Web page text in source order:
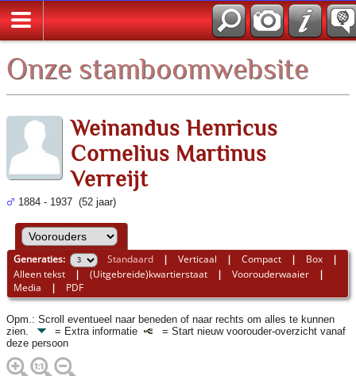
Onze stamboomwebsite
Weinandus Henricus
Cornelius Martinus
Verreijt
1884 - 1937 (52 jaar)
Generaties: Standaard |Verticaal |Compact | Box |
Alleen tekst |(Uitgebreide)kwartierstaat |Voorouderwaaier |
Media | PDF
Opm.: Scroll eventueel naar beneden of naar rechts om alles te kunnen
zien.
= Extra informatie
= Start nieuw voorouder-overzicht vanaf
deze persoon